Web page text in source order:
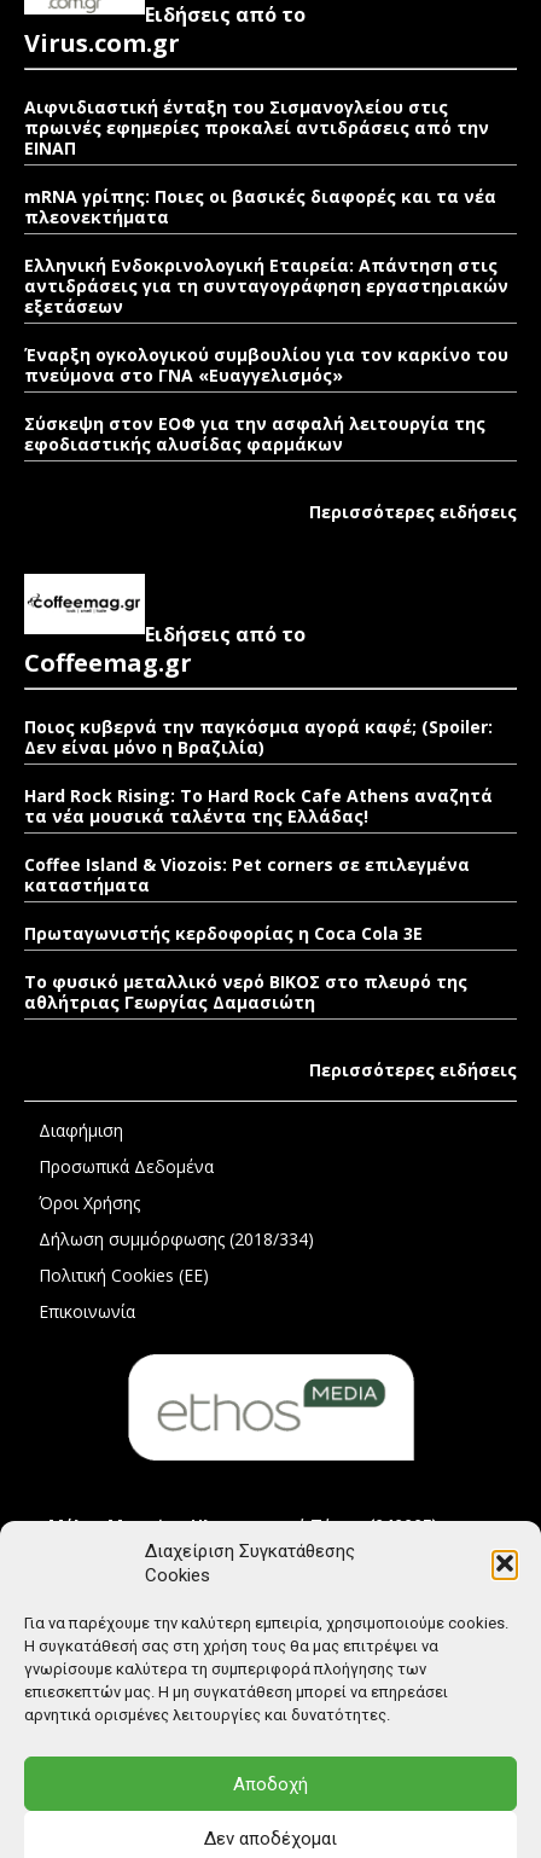
Διαχείριση Συγκατάθεσης
Cookies
Για να παρέχουμε την καλύτερη εμπειρία, χρησιμοποιούμε cookies.
Η συγκατάθεσή σας στη χρήση τους θα μας επιτρέψει να
γνωρίσουμε καλύτερα τη συμπεριφορά πλοήγησης των
επιεσκεπτών μας. Η μη συγκατάθεση μπορεί να επηρεάσει
αρνητικά ορισμένες λειτουργίες και δυνατότητες.
Αποδοχή
Δεν αποδέχομαι
Ειδήσεις από το
Virus.com.gr
Αιφνιδιαστική ένταξη του Σισμανογλείου στις
πρωινές εφημερίες προκαλεί αντιδράσεις από την
ΕΙΝΑΠ
mRNA γρίπης: Ποιες οι βασικές διαφορές και τα νέα
πλεονεκτήματα
Ελληνική Ενδοκρινολογική Εταιρεία: Απάντηση στις
αντιδράσεις για τη συνταγογράφηση εργαστηριακών
εξετάσεων
Έναρξη ογκολογικού συμβουλίου για τον καρκίνο του
πνεύμονα στο ΓΝΑ «Ευαγγελισμός»
Σύσκεψη στον ΕΟΦ για την ασφαλή λειτουργία της
εφοδιαστικής αλυσίδας φαρμάκων
Περισσότερες ειδήσεις
Ειδήσεις από το
Coffeemag.gr
Ποιος κυβερνά την παγκόσμια αγορά καφέ; (Spoiler:
Δεν είναι μόνο η Βραζιλία)
Hard Rock Rising: Το Hard Rock Cafe Athens αναζητά
τα νέα μουσικά ταλέντα της Ελλάδας!
Coffee Island & Viozois: Pet corners σε επιλεγμένα
καταστήματα
Πρωταγωνιστής κερδοφορίας η Coca Cola 3E
Το φυσικό μεταλλικό νερό ΒΙΚΟΣ στο πλευρό της
αθλήτριας Γεωργίας Δαμασιώτη
Περισσότερες ειδήσεις
Διαφήμιση
Προσωπικά Δεδομένα
Όροι Χρήσης
Δήλωση συμμόρφωσης (2018/334)
Πολιτική Cookies (ΕΕ)
Επικοινωνία
Μέλος Μητρώου Ηλεκτρονικού Τύπου (242225)